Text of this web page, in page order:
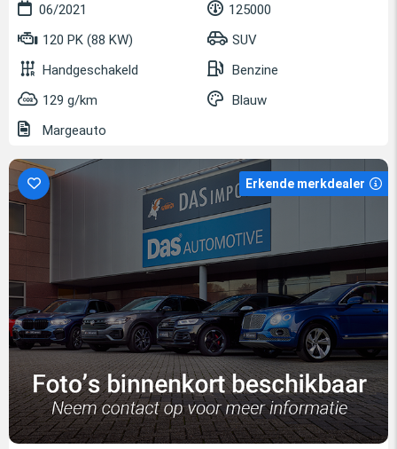
06/2021
125000
120 PK (88 KW)
SUV
Handgeschakeld
Benzine
129 g/km
Blauw
Margeauto
Erkende merkdealer